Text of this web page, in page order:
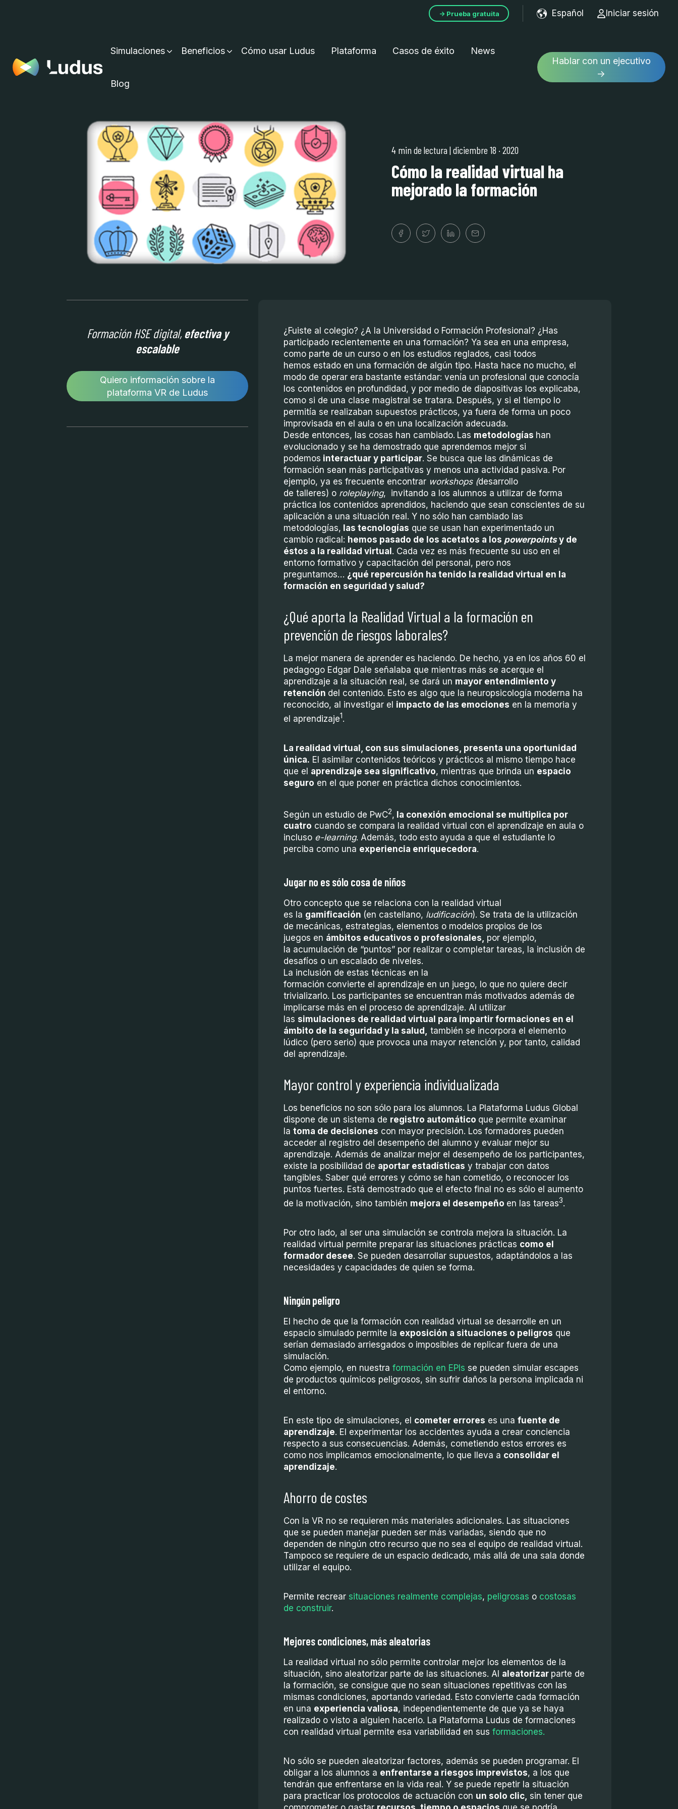
→ Prueba gratuita Español
Show submenu for
Iniciar sesión
Simulaciones Beneficios Cómo usar Ludus Plataforma Casos de éxito News
Blog
Hablar con un ejecutivo
→
4 min de lectura| diciembre 18 · 2020
Cómo la realidad virtual ha
mejorado la formación
Formación HSE digital,efectiva y
escalable
Quiero información sobre la
plataforma VR de Ludus
¿Fuiste al colegio? ¿A la Universidad o Formación Profesional? ¿Has
participado recientemente en una formación? Ya sea en una empresa,
como parte de un curso o en los estudios reglados, casi todos
hemos estado en una formación de algún tipo. Hasta hace no mucho, el
modo de operar era bastante estándar: venía un profesional que conocía
los contenidos en profundidad, y por medio de diapositivas los explicaba,
como si de una clase magistral se tratara. Después, y si el tiempo lo
permitía se realizaban supuestos prácticos, ya fuera de forma un poco
improvisada en el aula o en una localización adecuada.
Desde entonces, las cosas han cambiado. Las metodologías han
evolucionado y se ha demostrado que aprendemos mejor si
podemos interactuar y participar. Se busca que las dinámicas de
formación sean más participativas y menos una actividad pasiva. Por
ejemplo, ya es frecuente encontrar workshops (desarrollo
de talleres) o roleplaying, invitando a los alumnos a utilizar de forma
práctica los contenidos aprendidos, haciendo que sean conscientes de su
aplicación a una situación real. Y no sólo han cambiado las
metodologías, las tecnologías que se usan han experimentado un
cambio radical: hemos pasado de los acetatos a los powerpointsy de
éstos a la realidad virtual . Cada vez es más frecuente su uso en el
entorno formativo y capacitación del personal, pero nos
preguntamos… ¿qué repercusión ha tenido la realidad virtual en la
formación en seguridad y salud?
¿Qué aporta la Realidad Virtual a la formación en
prevención de riesgos laborales?
La mejor manera de aprender es haciendo. De hecho, ya en los años 60 el
pedagogo Edgar Dale señalaba que mientras más se acerque el
aprendizaje a la situación real, se dará un mayor entendimiento y
retención del contenido. Esto es algo que la neuropsicología moderna ha
reconocido, al investigar el impacto de las emociones en la memoria y
el aprendizaje1.
La realidad virtual, con sus simulaciones, presenta una oportunidad
única. El asimilar contenidos teóricos y prácticos al mismo tiempo hace
que el aprendizaje sea significativo, mientras que brinda un espacio
seguro en el que poner en práctica dichos conocimientos.
Según un estudio de PwC2, la conexión emocional se multiplica por
cuatro cuando se compara la realidad virtual con el aprendizaje en aula o
incluso e-learning. Además, todo esto ayuda a que el estudiante lo
perciba como una experiencia enriquecedora.
Jugar no es sólo cosa de niños
Otro concepto que se relaciona con la realidad virtual
es la gamificación (en castellano, ludificación). Se trata de la utilización
de mecánicas, estrategias, elementos o modelos propios de los
juegos en ámbitos educativos o profesionales, por ejemplo,
la acumulación de “puntos” por realizar o completar tareas, la inclusión de
desafíos o un escalado de niveles.
La inclusión de estas técnicas en la
formación convierte el aprendizaje en un juego, lo que no quiere decir
trivializarlo. Los participantes se encuentran más motivados además de
implicarse más en el proceso de aprendizaje. Al utilizar
las simulaciones de realidad virtual para impartir formaciones en el
ámbito de la seguridad y la salud, también se incorpora el elemento
lúdico (pero serio) que provoca una mayor retención y, por tanto, calidad
del aprendizaje.
Mayor control y experiencia individualizada
Los beneficios no son sólo para los alumnos. La Plataforma Ludus Global
dispone de un sistema de registro automático que permite examinar
la toma de decisiones con mayor precisión. Los formadores pueden
acceder al registro del desempeño del alumno y evaluar mejor su
aprendizaje. Además de analizar mejor el desempeño de los participantes,
existe la posibilidad de aportar estadísticas y trabajar con datos
tangibles. Saber qué errores y cómo se han cometido, o reconocer los
puntos fuertes. Está demostrado que el efecto final no es sólo el aumento
de la motivación, sino también mejora el desempeño en las tareas3.
Por otro lado, al ser una simulación se controla mejora la situación. La
realidad virtual permite preparar las situaciones prácticas como el
formador desee. Se pueden desarrollar supuestos, adaptándolos a las
necesidades y capacidades de quien se forma.
Ningún peligro
El hecho de que la formación con realidad virtual se desarrolle en un
espacio simulado permite la exposición a situaciones o peligros que
serían demasiado arriesgados o imposibles de replicar fuera de una
simulación.
Como ejemplo, en nuestra formación en EPIs se pueden simular escapes
de productos químicos peligrosos, sin sufrir daños la persona implicada ni
el entorno.
En este tipo de simulaciones, el cometer errores es una fuente de
aprendizaje. El experimentar los accidentes ayuda a crear conciencia
respecto a sus consecuencias. Además, cometiendo estos errores es
como nos implicamos emocionalmente, lo que lleva a consolidar el
aprendizaje.
Ahorro de costes
Con la VR no se requieren más materiales adicionales. Las situaciones
que se pueden manejar pueden ser más variadas, siendo que no
dependen de ningún otro recurso que no sea el equipo de realidad virtual.
Tampoco se requiere de un espacio dedicado, más allá de una sala donde
utilizar el equipo.
Permite recrear situaciones realmente complejas, peligrosas o costosas
de construir.
Mejores condiciones, más aleatorias
La realidad virtual no sólo permite controlar mejor los elementos de la
situación, sino aleatorizar parte de las situaciones. Al aleatorizar parte de
la formación, se consigue que no sean situaciones repetitivas con las
mismas condiciones, aportando variedad. Esto convierte cada formación
en una experiencia valiosa, independientemente de que ya se haya
realizado o visto a alguien hacerlo. La Plataforma Ludus de formaciones
con realidad virtual permite esa variabilidad en sus formaciones.
No sólo se pueden aleatorizar factores, además se pueden programar. El
obligar a los alumnos a enfrentarse a riesgos imprevistos, a los que
tendrán que enfrentarse en la vida real. Y se puede repetir la situación
para practicar los protocolos de actuación con un solo clic sin tener que